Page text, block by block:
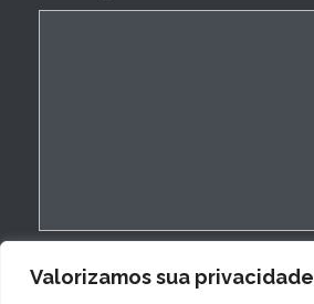
Valorizamos sua privacidade